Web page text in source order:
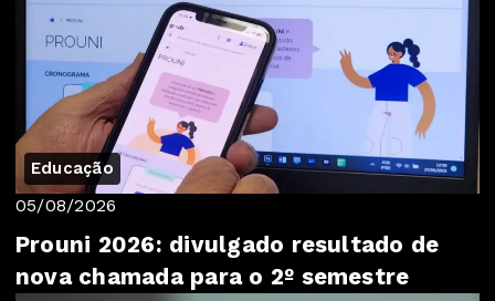
Educação
05/08/2026
Prouni 2026: divulgado resultado de
nova chamada para o 2º semestre